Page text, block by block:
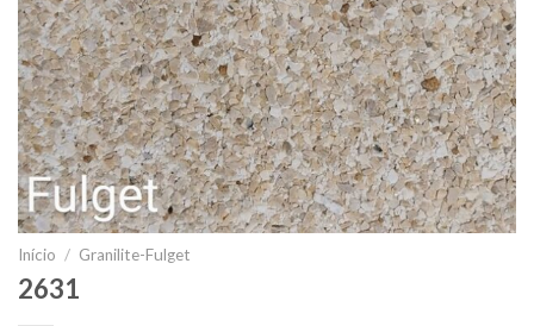
Início / Granilite-Fulget
2631